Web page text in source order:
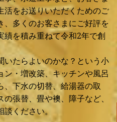
活をお送りいただくためのご
多くのお客さまにご好評を
績を積み重ねて令和2年で創
いたらよいのかな？という小
ン・増改築、キッチンや風呂
下水の切替、給湯器の取
張替、畳や襖、障子など、
ください。